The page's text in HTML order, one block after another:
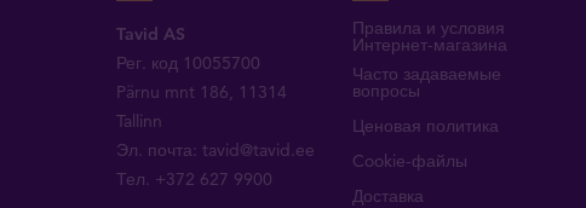
Tavid AS
Рег. код 10055700
Pärnu mnt 186, 11314
Tallinn
Эл. почта:tavid@tavid.ee
Тел. +372 627 9900
Правила и условия
Интернет-магазина
Часто задаваемые
вопросы
Ценовая политика
Cookie-файлы
Доставка